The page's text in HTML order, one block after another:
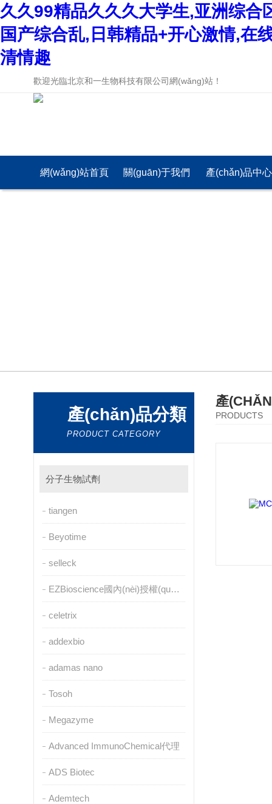
久久99精品久久久大学生,亚洲综
国产综合乱,日韩精品+开心激情,在
清情趣
歡迎光臨北京和一生物科技有限公司網(wǎng)站！
網(wǎng)站首頁 關(guān)于我們 產(chǎn)品中心
產(chǎn)品分類
PRODUCT CATEGORY
分子生物試劑
tiangen
Beyotime
selleck
EZBioscience國內(nèi)授權(quán)代理
celetrix
addexbio
adamas nano
Tosoh
Megazyme
Advanced ImmunoChemical代理
ADS Biotec
Ademtech
產
PRODUCTS